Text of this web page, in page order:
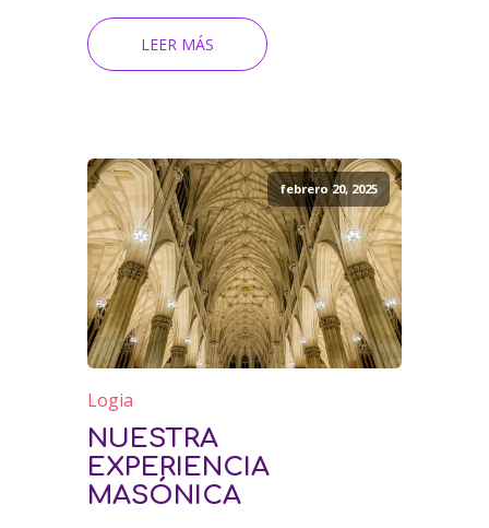
LEER MÁS
febrero 20, 2025
Logia
NUESTRA
EXPERIENCIA
MASÓNICA